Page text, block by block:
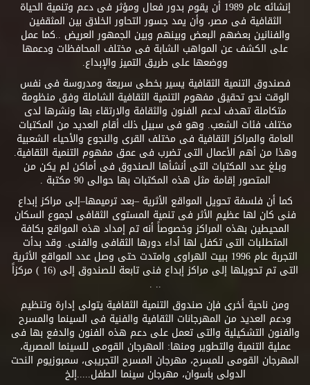
إنشائه عام 1989 أن يقوم بدور فعال ومؤثر فى دعم وتنمية الحياة
الثقافية فى مصر، وأن يمد جسور التحاور الخلاق بين المثقفين
والفنانين بعضهم البعض وبينهم وبين الجمهور العريض ..كما عمل
على الكشف عن المواهب الشابة فى مختلف المحافظات ودعمها
ووضعها على طريق التميز والإبداع.
فصندوق التنمية الثقافية يسير بخطى سريعة ومدروسة فى نفس
الوقت نحو تحقيق مفهوم التنمية الثقافية الشاملة وفق منظومة
متكاملة تهدف لدعم الفنون والثقافة والارتقاء بها ونشرها لدى
مختلف فئات الشعب. وهو فى سبيل ذلك أقام العديد من المكتبات
العامة والمراكز الثقافية فى مختلف القرى والنجوع والأحياء الشعبية
وهذا من أهم الأعمال التى تضرب فى عمق مفهوم التنمية الثقافية.
وبلغ عدد المكتبات التى أنشأها الصندوق فى أماكن لم يكن من
المتصور إقامة مثل هذه المكتبات بها حوالى 90 مكتبة .
كما أن فلسفة تحويل المواقع الأثرية –بعد ترميمها–إلى مراكز إبداع
فنى كان لها عظيم الأثر فى تنمية المستوى الثقافى لجموع السكان
المحيطين بهذه المراكز وخصوصاً أنه تم إمداد هذه المواقع بكافة
المتطلبات التى تكفل لها أداء دورها الثقافى والفنى. وقد بدأت
التجربة عام 1996 ببيت الهراوى وامتدت حتى وصل عدد المواقع الأثرية
التى تم تحويلها إلى مراكز إبداع فنى تابعة للصندوق إلى (16 ) مركزاً
.. .
ومن ناحية أخرى فإن صندوق التنمية الثقافية يتولى إدارة وتنظيم
ودعم العديد من المهرجانات الثقافية والفنية فى السينما والمسرح
والفنون التشكيلية والتى تعمل على دعم هذه الفنون والدفع بها فى
عملية التنمية والتطوير ومنها: المهرجان القومى للسينما المصرية،
المهرجان القومى للمسرح، مهرجان المسرح التجريبى، سمبوزيوم النحت
الدولى بأسوان، مهرجان سينما الطفل.....إلخ